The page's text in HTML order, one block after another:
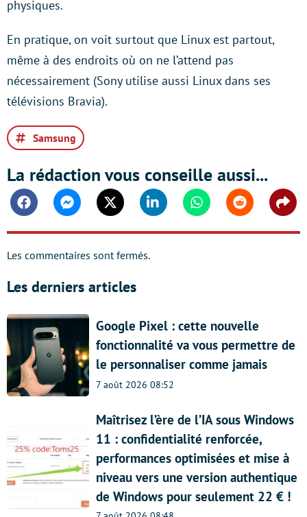
physiques.
En pratique, on voit surtout que Linux est partout,
même à des endroits où on ne l’attend pas
nécessairement (Sony utilise aussi Linux dans ses
télévisions Bravia).
Samsung
La rédaction vous conseille aussi...
FacebookMessengerTwitter Linkedin WhatsappReddit
Les commentaires sont fermés.
Les derniers articles
Google Pixel : cette nouvelle
fonctionnalité va vous permettre de
le personnaliser comme jamais
7 août 2026 08:52
Maîtrisez l’ère de l’IA sous Windows
11 : confidentialité renforcée,
performances optimisées et mise à
niveau vers une version authentique
de Windows pour seulement 22 € !